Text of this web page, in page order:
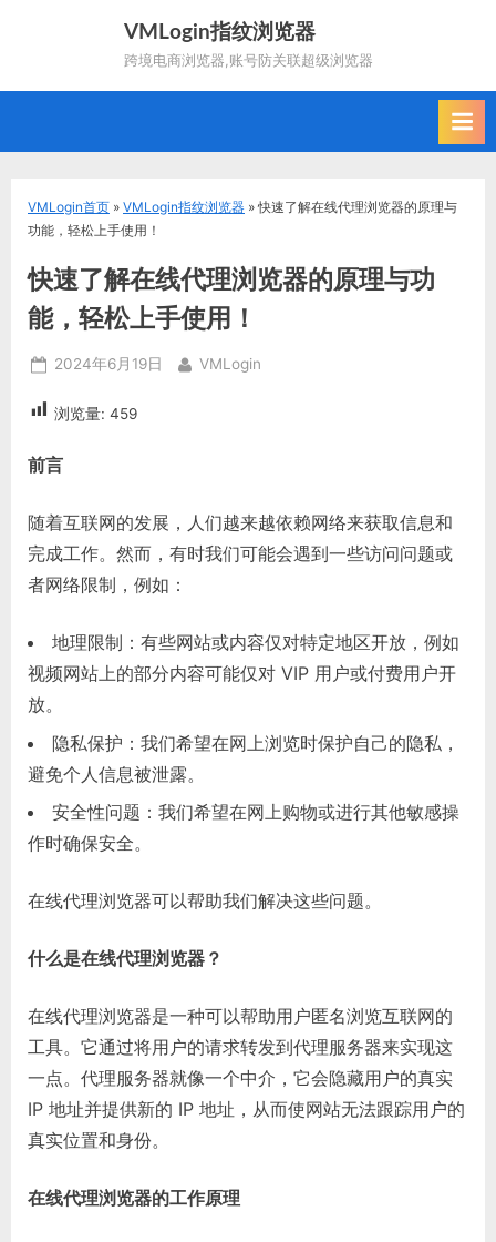
VMLogin指纹浏览器
跨境电商浏览器,账号防关联超级浏览器
VMLogin首页 » VMLogin指纹浏览器 »快速了解在线代理浏览器的原理与
功能，轻松上手使用！
快速了解在线代理浏览器的原理与功
能，轻松上手使用！
Posted
2024年6月19日 By
VMLogin
浏览量: 459
前言
随着互联网的发展，人们越来越依赖网络来获取信息和
完成工作。然而，有时我们可能会遇到一些访问问题或
者网络限制，例如：
地理限制：有些网站或内容仅对特定地区开放，例如
视频网站上的部分内容可能仅对 VIP 用户或付费用户开
放。
隐私保护：我们希望在网上浏览时保护自己的隐私，
避免个人信息被泄露。
安全性问题：我们希望在网上购物或进行其他敏感操
作时确保安全。
在线代理浏览器可以帮助我们解决这些问题。
什么是在线代理浏览器？
在线代理浏览器是一种可以帮助用户匿名浏览互联网的
工具。它通过将用户的请求转发到代理服务器来实现这
一点。代理服务器就像一个中介，它会隐藏用户的真实
IP 地址并提供新的 IP 地址，从而使网站无法跟踪用户的
真实位置和身份。
在线代理浏览器的工作原理